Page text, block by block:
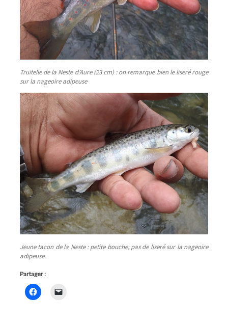
Truitelle de la Neste d’Aure (23 cm) : on remarque bien le liseré rouge
sur la nageoire adipeuse
Jeune tacon de la Neste : petite bouche, pas de liseré sur la nageoire
adipeuse.
Partager :